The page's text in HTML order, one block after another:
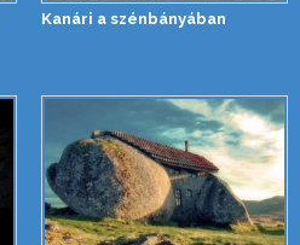
Kanári a szénbányában